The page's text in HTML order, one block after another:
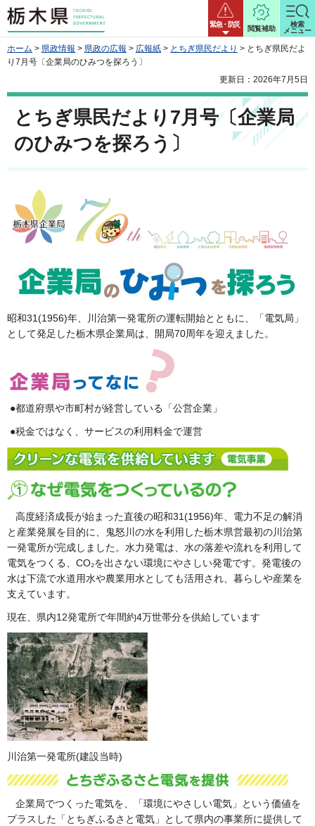
栃木県 緊急・防災
閲覧補助
検索
メニュー
ホーム > 県政情報 > 県政の広報 > 広報紙 > とちぎ県民だより > とちぎ県民だよ
り7月号〔企業局のひみつを探ろう〕
更新日：2026年7月5日
とちぎ県民だより7月号〔企業局
のひみつを探ろう〕
昭和31(1956)年、川治第一発電所の運転開始とともに、「電気局」
として発足した栃木県企業局は、開局70周年を迎えました。
●都道府県や市町村が経営している「公営企業」
●税金ではなく、サービスの利用料金で運営
高度経済成長が始まった直後の昭和31(1956)年、電力不足の解消
と産業発展を目的に、鬼怒川の水を利用した栃木県営最初の川治第
一発電所が完成しました。水力発電は、水の落差や流れを利用して
電気をつくる、CO₂を出さない環境にやさしい発電です。発電後の
水は下流で水道用水や農業用水としても活用され、暮らしや産業を
支えています。
現在、県内12発電所で年間約4万世帯分を供給しています
川治第一発電所(建設当時)
企業局でつくった電気を、「環境にやさしい電気」という価値を
プラスした「とちぎふるさと電気」として県内の事業所に提供して